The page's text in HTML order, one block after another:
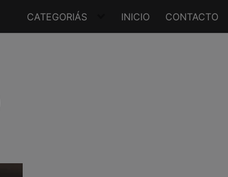
CATEGORIÁS INICIO CONTACTO